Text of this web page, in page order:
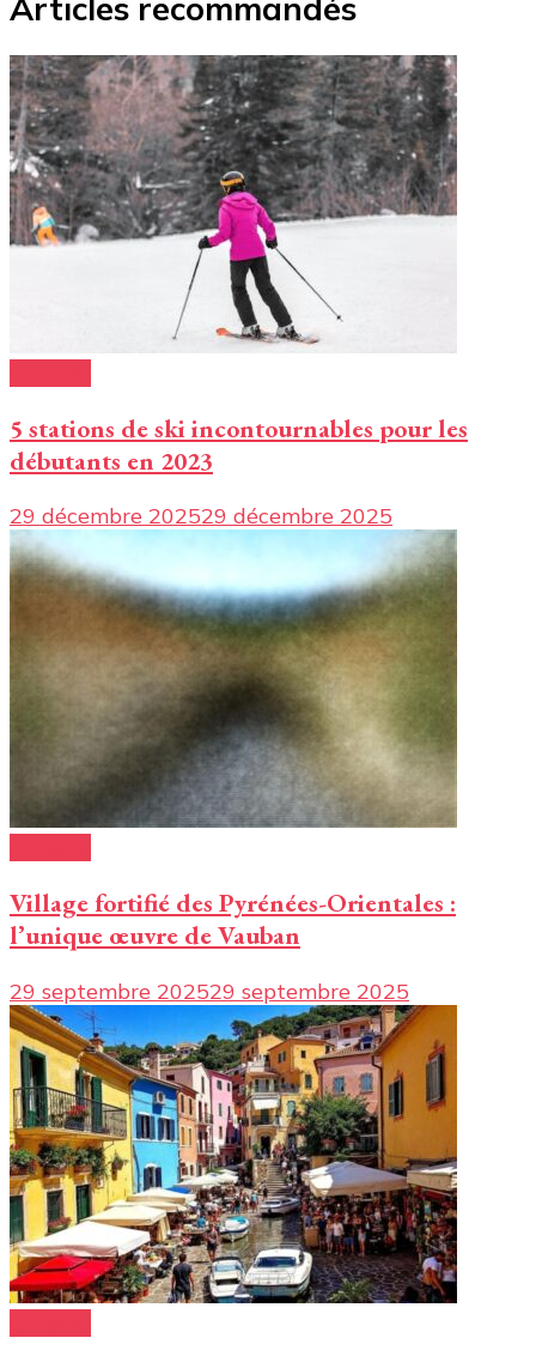
Articles recommandés
5 stations de ski incontournables pour les
débutants en 2023
29 décembre 202529 décembre 2025
Village fortifié des Pyrénées-Orientales :
l’unique œuvre de Vauban
29 septembre 202529 septembre 2025